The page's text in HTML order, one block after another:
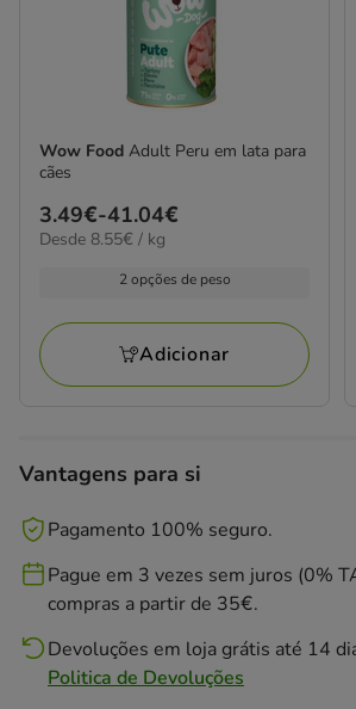
Wow Food Adult Peru em lata para
cães
Preço
de
41.04€
3.49€-41.04€
8.55€
Desde 8.55€ / kg
2 opções de peso
Adicionar
Vantagens para si
Pagamento 100% seguro.
Pague em 3 vezes sem juros (0%
compras a partir de 35€.
Devoluções em loja grátis até 14
Politica de Devoluções